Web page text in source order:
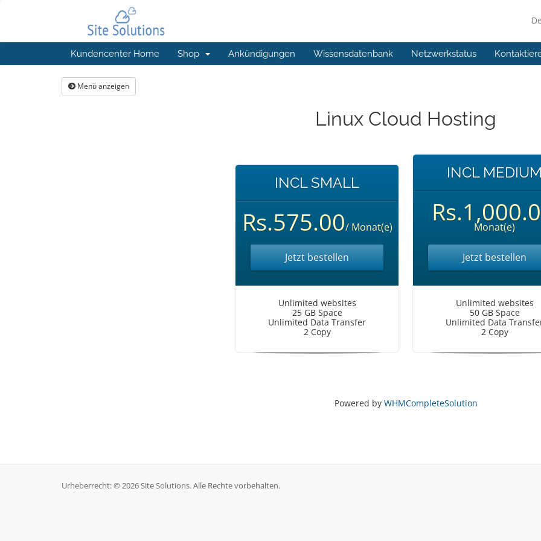
Kundencenter Home Shop Ankündigungen Wissensdatenbank Netzwerkstatus
Menü anzeigen
Linux Cloud Hosting
INCL SMALL
Rs.575.00/ Monat(e)
Jetzt bestellen
Unlimited websites
25 GB Space
Unlimited Data Transfer
2 Copy
INCL
Monat(e)
Jetzt bestellen
Unlimited websites
50 GB Space
Unlimited Data
2 Copy
Powered by WHMCompleteSolution
Urheberrecht: © 2026 Site Solutions. Alle Rechte vorbehalten.